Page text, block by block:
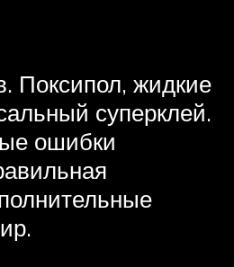
Поксипол, жидкие
суперклей.
ошибки